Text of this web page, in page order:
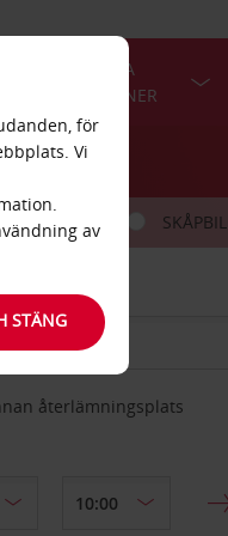
POPULÄRA
DESTINATIONER
SKÅPBIL
återlämningsplats
för
Vi
av
STÄNG